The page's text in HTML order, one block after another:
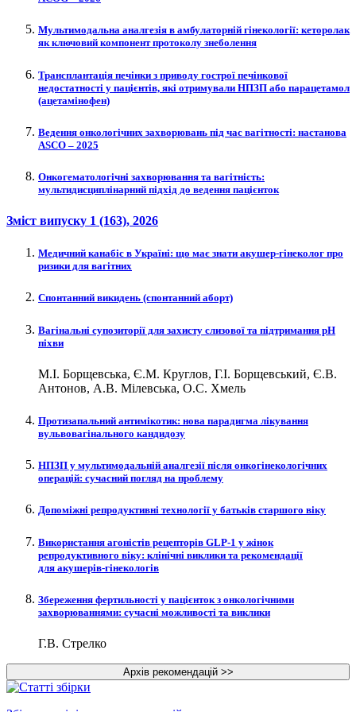
Мультимодальна аналгезія в амбулаторній гінекології: кеторолак
як ключовий компонент протоколу знеболення
Трансплантація печінки з приводу гострої печінкової
недостатності у пацієнтів, які отримували НПЗП або парацетамол
(ацетамінофен)
Ведення онкологічних захворювань під час вагітності: настанова
ASCO – 2025
Онкогематологічні захворювання та вагітність:
мультидисциплінарний підхід до ведення пацієнток
Зміст випуску 1 (163), 2026
Медичний канабіс в Україні: що має знати акушер-гінеколог про
ризики для вагітних
Спонтанний викидень (спонтанний аборт)
Вагінальні супозиторії для захисту слизової та підтримання рН
піхви
М.І. Борщевська, Є.М. Круглов, Г.І. Борщевський, Є.В.
Антонов, А.В. Мілевська, О.С. Хмель
Протизапальний антимікотик: нова парадигма лікування
вульвовагінального кандидозу
НПЗП у мультимодальній аналгезії після онкогінекологічних
операцій: сучасний погляд на проблему
Допоміжні репродуктивні технології у батьків старшого віку
Використання агоністів рецепторів GLP‑1 у жінок
репродуктивного віку: клінічні виклики та рекомендації
для акушерів-гінекологів
Збереження фертильності у пацієнток з онкологічними
захворюваннями: сучасні можливості та виклики
Г.В. Стрелко